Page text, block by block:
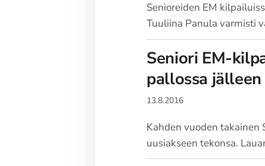
Senioreiden EM
Tuuliina Panula varmisti
Seniori EM-
pallossa
13.8.2016
Kahden vuoden takainen
uusiakseen tekonsa.